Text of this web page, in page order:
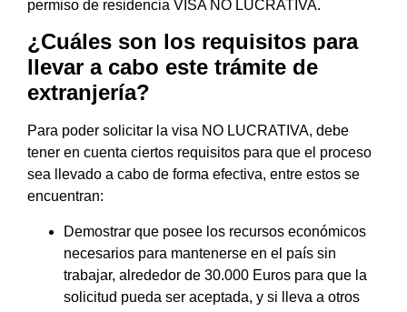
permiso de residencia VISA NO LUCRATIVA.
¿Cuáles son los requisitos para
llevar a cabo este trámite de
extranjería?
Para poder solicitar la visa NO LUCRATIVA, debe
tener en cuenta ciertos requisitos para que el proceso
sea llevado a cabo de forma efectiva, entre estos se
encuentran:
Demostrar que posee los recursos económicos
necesarios para mantenerse en el país sin
trabajar, alrededor de 30.000 Euros para que la
solicitud pueda ser aceptada, y si lleva a otros